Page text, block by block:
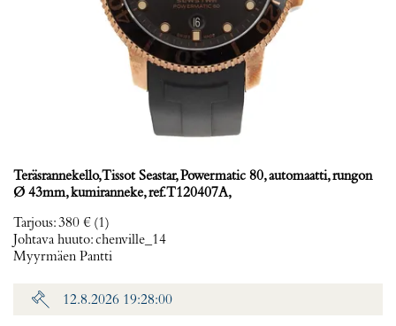
Teräsrannekello, Tissot Seastar, Powermatic 80, automaatti, rungon
Ø 43mm, kumiranneke, ref. T120407A,
Tarjous:380 € (1)
Johtava huuto:chenville_14
Myyrmäen Pantti
12.8.2026 19:28:00